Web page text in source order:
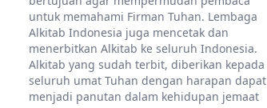
untuk memahami Firman Tuhan. Lembaga
Alkitab Indonesia juga mencetak dan
menerbitkan Alkitab ke seluruh Indonesia.
Alkitab yang sudah terbit, diberikan kepada
seluruh umat Tuhan dengan harapan dapat
menjadi panutan dalam kehidupan jemaat